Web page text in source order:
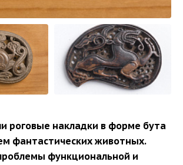
роговые накладки в форме бута
фантастических животных.
функциональной и